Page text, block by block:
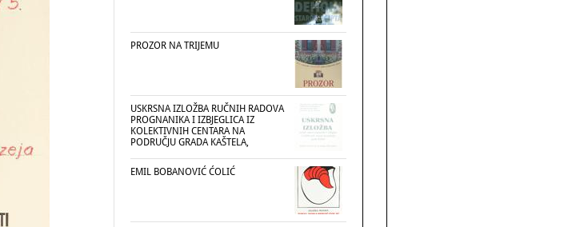
PROZOR NA TRIJEMU
USKRSNA IZLOŽBA RUČNIH RADOVA
PROGNANIKA I IZBJEGLICA IZ
KOLEKTIVNIH CENTARA NA
PODRUČJU GRADA KAŠTELA,
EMIL BOBANOVIĆ ĆOLIĆ